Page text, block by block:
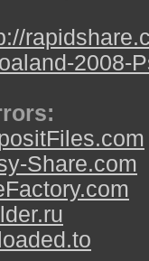
2008-
Share.com